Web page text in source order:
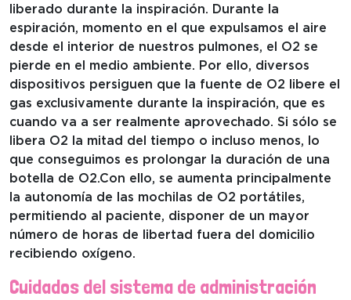
liberado durante la inspiración. Durante la
espiración, momento en el que expulsamos el aire
desde el interior de nuestros pulmones, el O2 se
pierde en el medio ambiente. Por ello, diversos
dispositivos persiguen que la fuente de O2 libere el
gas exclusivamente durante la inspiración, que es
cuando va a ser realmente aprovechado. Si sólo se
libera O2 la mitad del tiempo o incluso menos, lo
que conseguimos es prolongar la duración de una
botella de O2.Con ello, se aumenta principalmente
la autonomía de las mochilas de O2 portátiles,
permitiendo al paciente, disponer de un mayor
número de horas de libertad fuera del domicilio
recibiendo oxígeno.
Cuidados del sistema de administración